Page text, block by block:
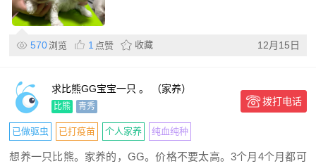
570浏览 1 点赞 收藏 12月15日
求比熊GG宝宝一只 。 （家养）
比熊 青秀 拨打电话
已做驱虫 已打疫苗 个人家养 纯血纯种
想养一只比熊。家养的，GG。价格不要太高。3个月4个月都可